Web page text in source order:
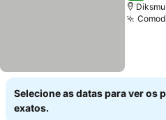
Selecione as datas para ver os
exatos.